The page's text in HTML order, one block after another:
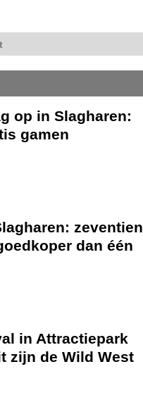
op in Slagharen:
gamen
zeventien
dan één
in Attractiepark
zijn de Wild West